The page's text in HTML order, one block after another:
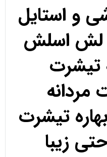
و استایل
لش اسلش
تیشرت
مردانه
تیشرت
زیبا